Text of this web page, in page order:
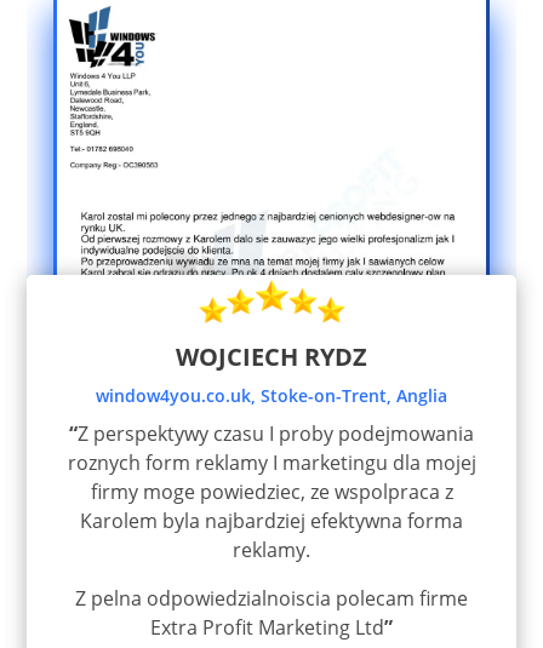
WOJCIECH RYDZ
window4you.co.uk, Stoke-on-Trent, Anglia
“Z perspektywy czasu I proby podejmowania
roznych form reklamy I marketingu dla mojej
firmy moge powiedziec, ze wspolpraca z
Karolem byla najbardziej efektywna forma
reklamy.
Z pelna odpowiedzialnoiscia polecam firme
Extra Profit Marketing Ltd”